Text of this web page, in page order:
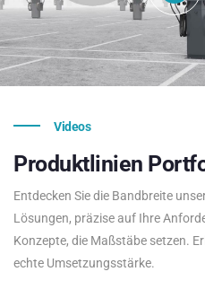
Videos
Produktlinien
Entdecken Sie die Bandbreite
Lösungen, präzise auf Ihre
Konzepte, die Maßstäbe setzen.
echte Umsetzungsstärke.